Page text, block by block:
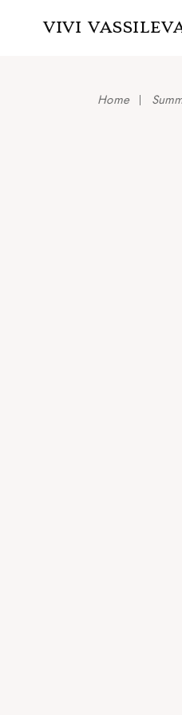
VIVI
Home